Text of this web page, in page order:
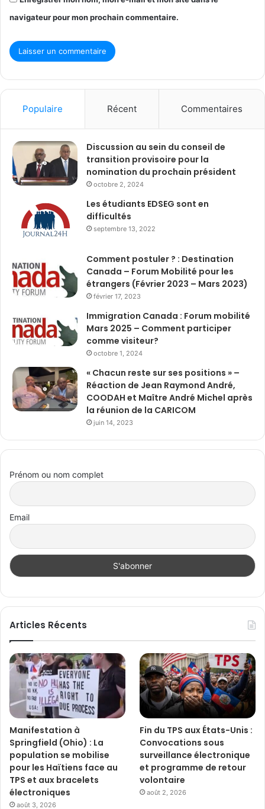
navigateur pour mon prochain commentaire.
Populaire Récent Commentaires
Discussion au sein du conseil de
transition provisoire pour la
nomination du prochain président
octobre 2, 2024
Les étudiants EDSEG sont en
difficultés
septembre 13, 2022
Comment postuler ? : Destination
Canada – Forum Mobilité pour les
étrangers (Février 2023 – Mars 2023)
février 17, 2023
Immigration Canada : Forum mobilité
Mars 2025 – Comment participer
comme visiteur?
octobre 1, 2024
« Chacun reste sur ses positions » –
Réaction de Jean Raymond André,
COODAH et Maître André Michel après
la réunion de la CARICOM
juin 14, 2023
Prénom ou nom complet
Email
Articles Récents
Manifestation à
Springfield (Ohio) : La
population se mobilise
pour les Haïtiens face au
TPS et aux bracelets
électroniques
août 3, 2026
Fin du TPS aux États-Unis :
Convocations sous
surveillance électronique
et programme de retour
volontaire
août 2, 2026